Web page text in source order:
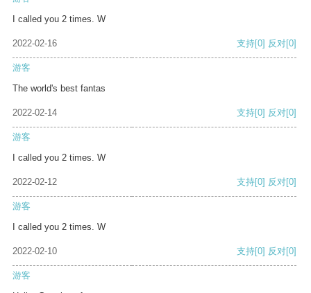
I called you 2 times. W
2022-02-16 支持[0] 反对[0]
游客
The world's best fantas
2022-02-14 支持[0] 反对[0]
游客
I called you 2 times. W
2022-02-12 支持[0] 反对[0]
游客
I called you 2 times. W
2022-02-10 支持[0] 反对[0]
游客